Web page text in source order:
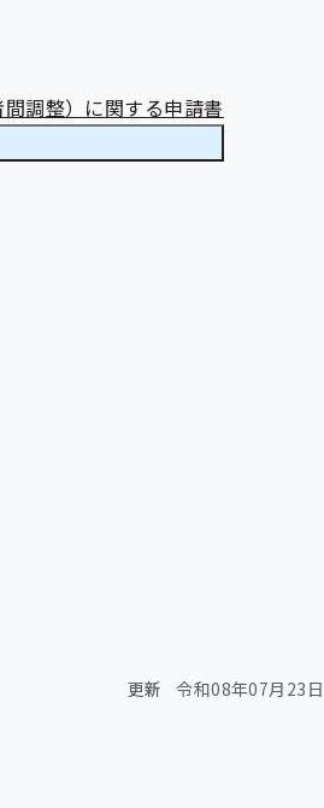
調整）に関する申請書
更新 令和08年07月23日